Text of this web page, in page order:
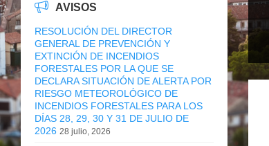
AVISOS
RESOLUCIÓN DEL DIRECTOR
GENERAL DE PREVENCIÓN Y
EXTINCIÓN DE INCENDIOS
FORESTALES POR LA QUE SE
DECLARA SITUACIÓN DE ALERTA POR
RIESGO METEOROLÓGICO DE
INCENDIOS FORESTALES PARA LOS
DÍAS 28, 29, 30 Y 31 DE JULIO DE
2026 28 julio, 2026